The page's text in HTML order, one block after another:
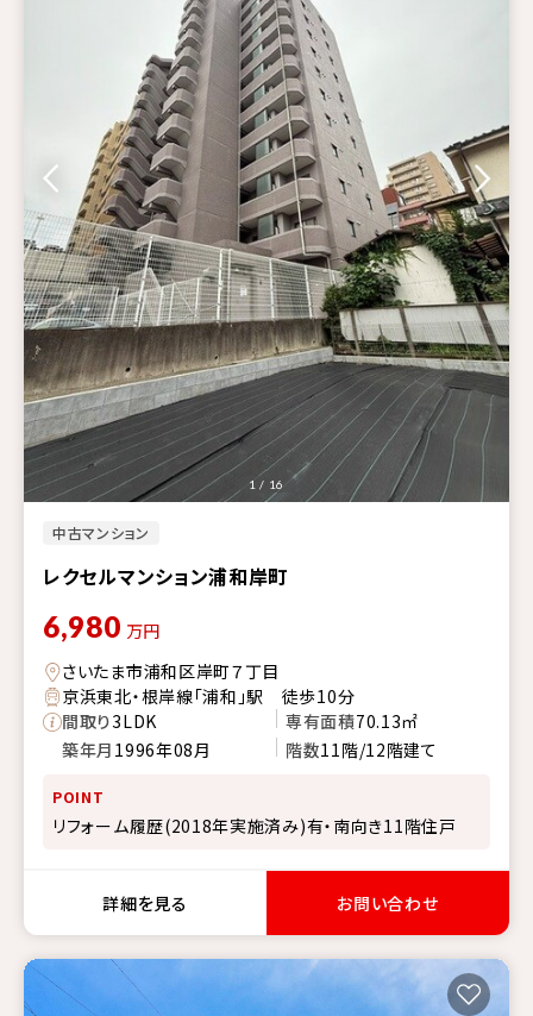
中古マンション
レクセルマンション浦和岸町
1 / 16
6,980 万円
さいたま市浦和区岸町７丁目
京浜東北・根岸線「浦和」駅 徒歩10分
間取り3LDK 専有面積70.13㎡
築年月 1996年08月 階数11階/12階建て
POINT
リフォーム履歴(2018年実施済み)有・南向き11階住戸
詳細を見る お問い合わせ